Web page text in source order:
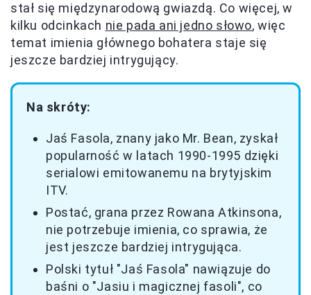
stał się międzynarodową gwiazdą. Co więcej, w
kilku odcinkach nie pada ani jedno słowo, więc
temat imienia głównego bohatera staje się
jeszcze bardziej intrygujący.
Na skróty:
Jaś Fasola, znany jako Mr. Bean, zyskał
popularność w latach 1990-1995 dzięki
serialowi emitowanemu na brytyjskim
ITV.
Postać, grana przez Rowana Atkinsona,
nie potrzebuje imienia, co sprawia, że
jest jeszcze bardziej intrygująca.
Polski tytuł "Jaś Fasola" nawiązuje do
baśni o "Jasiu i magicznej fasoli", co